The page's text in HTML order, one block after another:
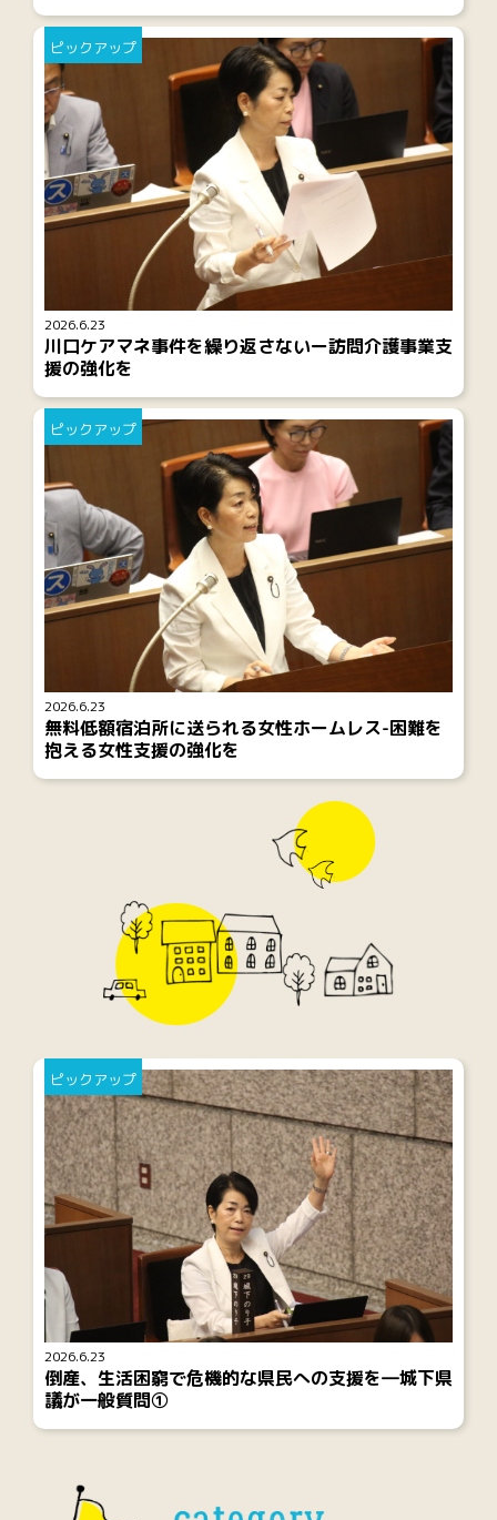
2026.6.23
ピックアップ
川口ケアマネ事件を繰り返さないー訪問介護事業支
援の強化を
2026.6.23
ピックアップ
無料低額宿泊所に送られる女性ホームレス-困難を
抱える女性支援の強化を
2026.6.23
ピックアップ
倒産、生活困窮で危機的な県民への支援を―城下県
議が一般質問①